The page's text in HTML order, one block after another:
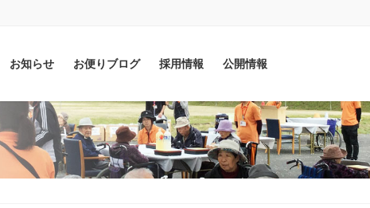
お知らせ お便りブログ 採用情報 公開情報